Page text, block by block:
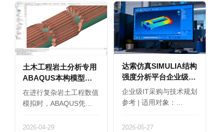
土木工程岩土分析专用
ABAQUS本构模型库
选购建议
在进行复杂岩土工程数值
模拟时，ABAQUS凭…
2026-04-29
达索仿真SIMULIA结构
强度分析平台企业级永
久授权选购指南
企业级IT采购与技术规划
参考 | 适用对象：…
2026-05-27